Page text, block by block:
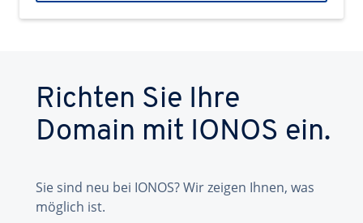
Richten Sie Ihre
Domain mit IONOS ein.
Sie sind neu bei IONOS? Wir zeigen Ihnen, was
möglich ist.